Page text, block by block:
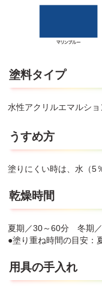
塗料タイプ
水性アクリルエマルシ
うすめ方
塗りにくい時は、水（5
乾燥時間
夏期／30～60分 冬期
●塗り重ね時間の目安
用具の手入れ